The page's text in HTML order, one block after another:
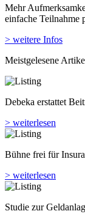
Mehr
einfache Teilnahme
> weitere Infos
Meistgelesene
Debeka erstattet
> weiterlesen
Bühne frei für
> weiterlesen
Studie zur